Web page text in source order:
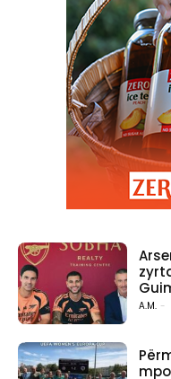
A.M. -